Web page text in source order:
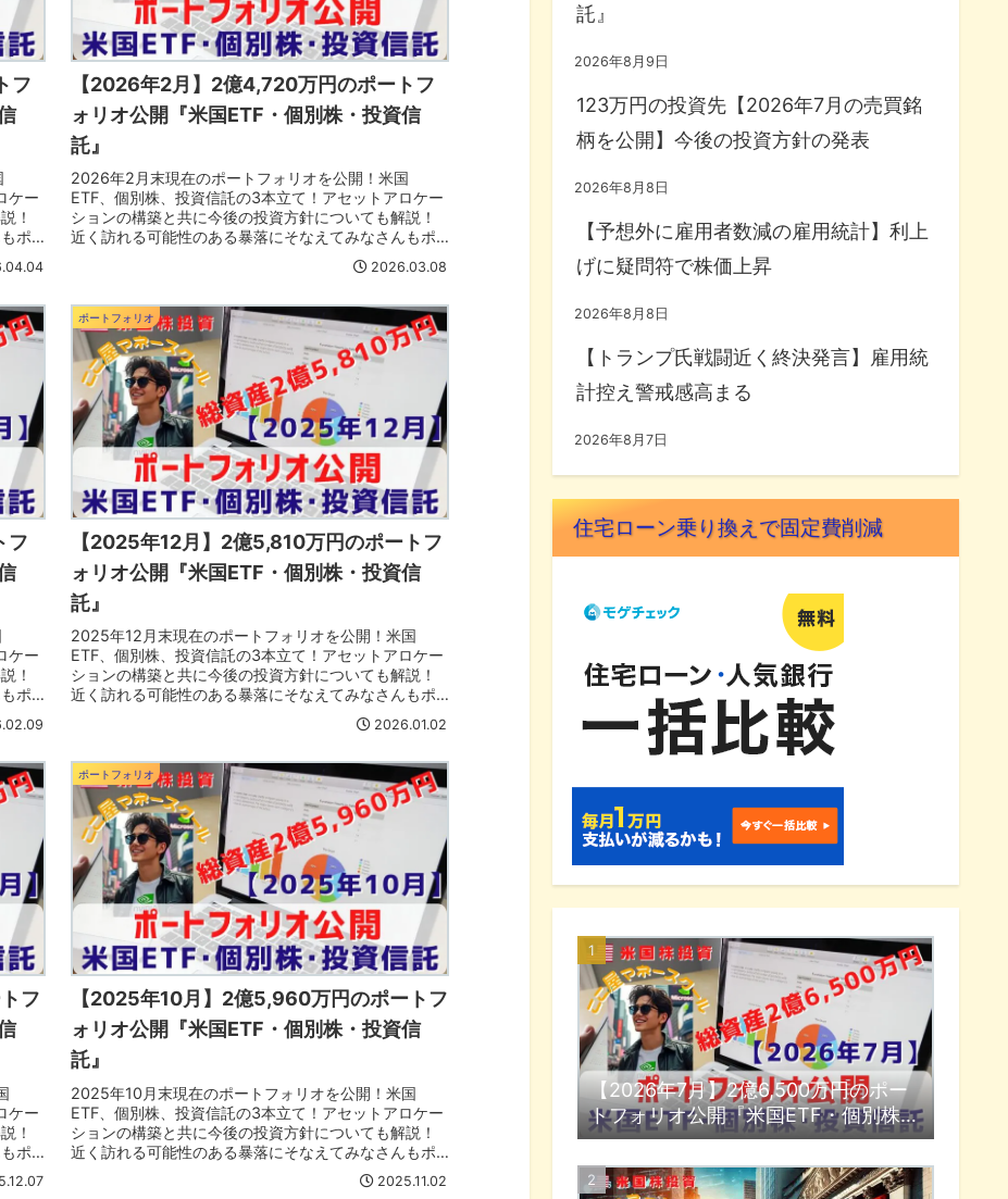
フ
ケー
！
ポ
【2026年2月】2億4,720万円のポートフ
ォリオ公開『米国ETF・個別株・投資信
託』
2026年2月末現在のポートフォリオを公開！米国
ETF、個別株、投資信託の3本立て！アセットアロケー
ションの構築と共に今後の投資方針についても解説！
近く訪れる可能性のある暴落にそなえてみなさんもポ
2026.03.08
フ
ケー
！
ポ
ポートフォリオ
【2025年12月】2億5,810万円のポートフ
ォリオ公開『米国ETF・個別株・投資信
託』
2025年12月末現在のポートフォリオを公開！米国
ETF、個別株、投資信託の3本立て！アセットアロケー
ションの構築と共に今後の投資方針についても解説！
近く訪れる可能性のある暴落にそなえてみなさんもポ
2026.01.02
フ
ケー
！
ポ
ポートフォリオ
【2025年10月】2億5,960万円のポートフ
ォリオ公開『米国ETF・個別株・投資信
託』
2025年10月末現在のポートフォリオを公開！米国
ETF、個別株、投資信託の3本立て！アセットアロケー
ションの構築と共に今後の投資方針についても解説！
近く訪れる可能性のある暴落にそなえてみなさんもポ
2025.11.02
託』
2026年8月9日
123万円の投資先【2026年7月の売買銘
柄を公開】今後の投資方針の発表
2026年8月8日
【予想外に雇用者数減の雇用統計】利上
げに疑問符で株価上昇
2026年8月8日
【トランプ氏戦闘近く終決発言】雇用統
計控え警戒感高まる
2026年8月7日
住宅ローン乗り換えで固定費削減
【2026年7月】2億6,500万円のポー
トフォリオ公開『米国ETF・個別株・
投資信託』